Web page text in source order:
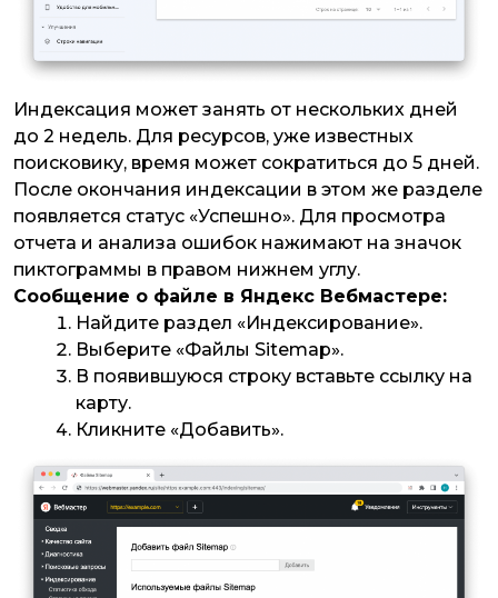
Индексация может занять от нескольких дней
до 2 недель. Для ресурсов, уже известных
поисковику, время может сократиться до 5 дней.
После окончания индексации в этом же разделе
появляется статус «Успешно». Для просмотра
отчета и анализа ошибок нажимают на значок
пиктограммы в правом нижнем углу.
Сообщение о файле в Яндекс Вебмастере:
Найдите раздел «Индексирование».
Выберите «Файлы Sitemap».
В появившуюся строку вставьте ссылку на
карту.
Кликните «Добавить».